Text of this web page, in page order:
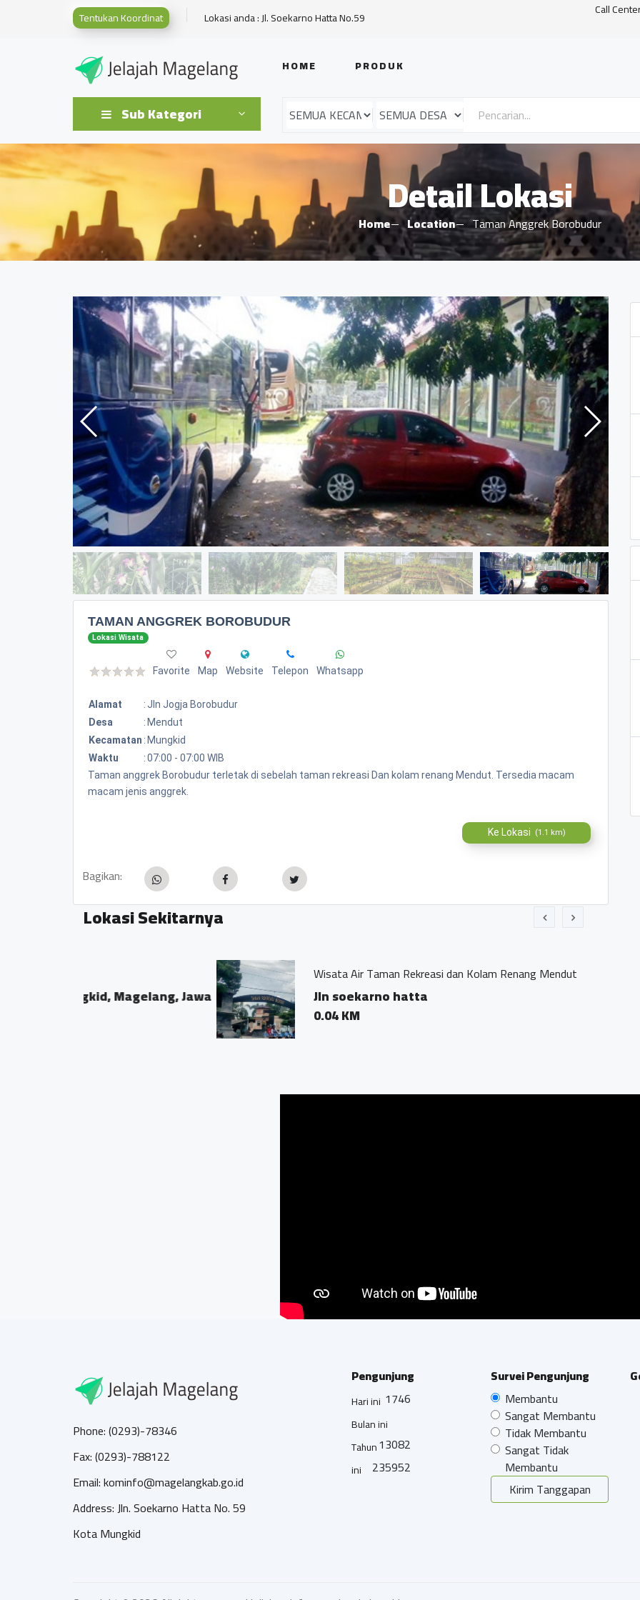
Tentukan Koordinat Lokasi anda : Jl. Soekarno Hatta No.59 Call
HOME PRODUK
Sub Kategori
Detail Lokasi
Home Location Taman Anggrek Borobudur
TAMAN ANGGREK BOROBUDUR
Lokasi Wisata
Favorite Map Website Telepon Whatsapp
Alamat : Jln Jogja Borobudur
Desa
: Mendut
Kecamatan : Mungkid
Waktu
:07:00 - 07:00 WIB
Taman anggrek Borobudur terletak di sebelah taman rekreasi Dan kolam renang Mendut. Tersedia macam
macam jenis anggrek.
Ke Lokasi (1.1 km)
Bagikan:
Lokasi Sekitarnya
Wisata Air Taman Rekreasi dan Kolam Renang Mendut
Jln soekarno hatta
0.04 KM
Phone: (0293)-78346
Fax: (0293)-788122
Email: kominfo@magelangkab.go.id
Address: Jln. Soekarno Hatta No. 59
Kota Mungkid
Pengunjung
Hari ini 1746
Bulan ini
13082
Tahun
ini
235952
Survei Pengunjung
Membantu
Sangat Membantu
Tidak Membantu
Sangat Tidak
Membantu
Kirim Tanggapan